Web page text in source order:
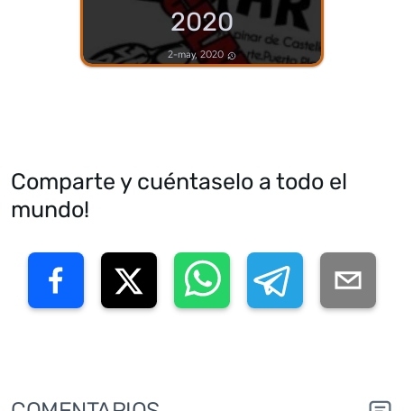
2020
2-may, 2020
Comparte y cuéntaselo a todo el
mundo!